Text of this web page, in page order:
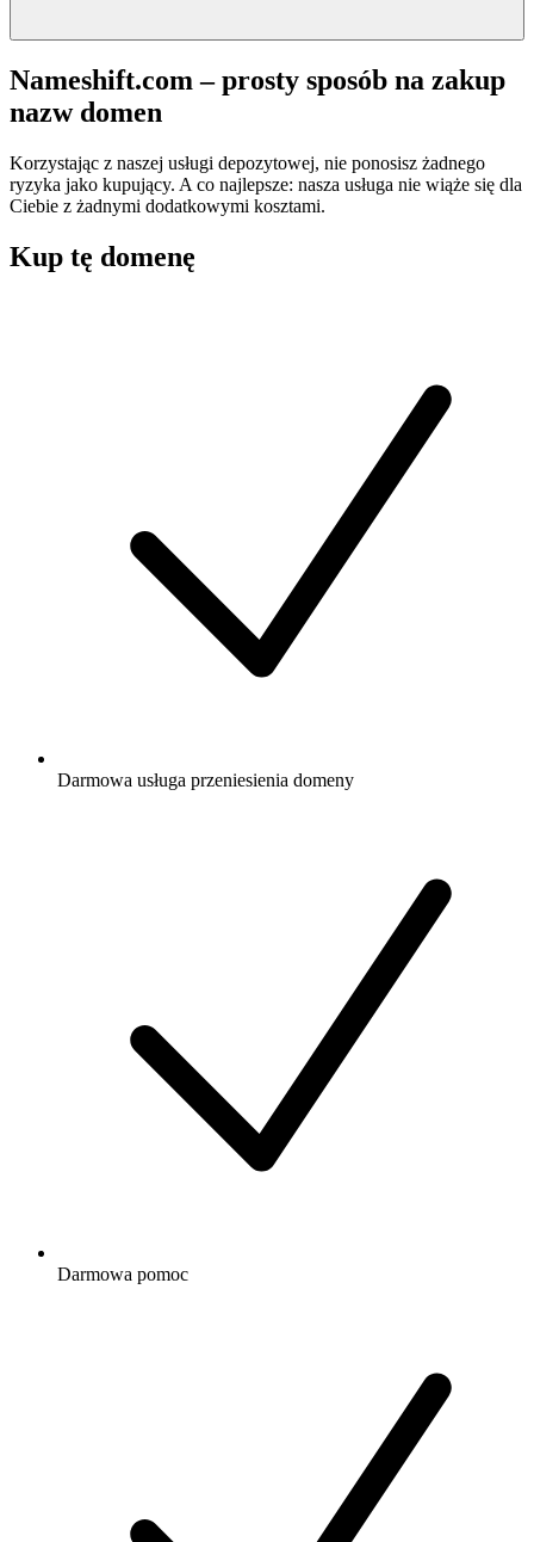
Nameshift.com – prosty sposób na zakup
nazw domen
Korzystając z naszej usługi depozytowej, nie ponosisz żadnego
ryzyka jako kupujący. A co najlepsze: nasza usługa nie wiąże się dla
Ciebie z żadnymi dodatkowymi kosztami.
Kup tę domenę
Darmowa usługa przeniesienia domeny
Darmowa pomoc